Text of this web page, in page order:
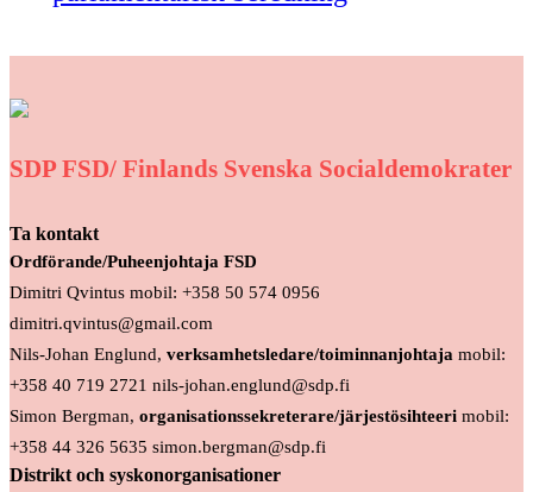
SDP FSD/ Finlands Svenska Socialdemokrater
Ta kontakt
Ordförande/Puheenjohtaja FSD
Dimitri Qvintus mobil: +358 50 574 0956
dimitri.qvintus@gmail.com
Nils-Johan Englund, verksamhetsledare/toiminnanjohtaja mobil:
+358 40 719 2721 nils-johan.englund@sdp.fi
Simon Bergman, organisationssekreterare/järjestösihteeri mobil:
+358 44 326 5635 simon.bergman@sdp.fi
Distrikt och syskonorganisationer